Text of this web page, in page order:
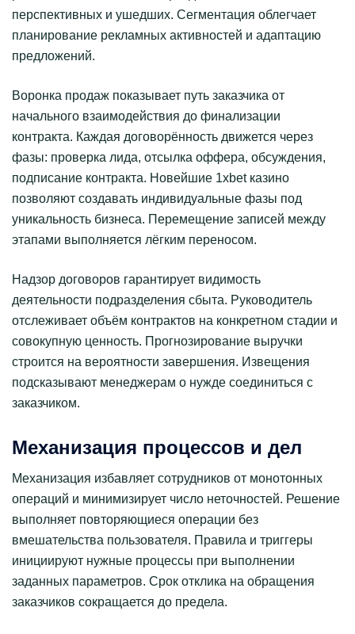
перспективных и ушедших. Сегментация облегчает
планирование рекламных активностей и адаптацию
предложений.
Воронка продаж показывает путь заказчика от
начального взаимодействия до финализации
контракта. Каждая договорённость движется через
фазы: проверка лида, отсылка оффера, обсуждения,
подписание контракта. Новейшие 1xbet казино
позволяют создавать индивидуальные фазы под
уникальность бизнеса. Перемещение записей между
этапами выполняется лёгким переносом.
Надзор договоров гарантирует видимость
деятельности подразделения сбыта. Руководитель
отслеживает объём контрактов на конкретном стадии и
совокупную ценность. Прогнозирование выручки
строится на вероятности завершения. Извещения
подсказывают менеджерам о нужде соединиться с
заказчиком.
Механизация процессов и дел
Механизация избавляет сотрудников от монотонных
операций и минимизирует число неточностей. Решение
выполняет повторяющиеся операции без
вмешательства пользователя. Правила и триггеры
инициируют нужные процессы при выполнении
заданных параметров. Срок отклика на обращения
заказчиков сокращается до предела.